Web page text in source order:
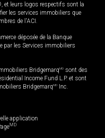
et leurs logos respectifs sont la
les services immobiliers que
de l'ACI.
déposée de la Banque
par les Services immobiliers
BridgemarqMD sont des
Income Fund L.P. et sont
BridgemarqMD Inc.
application
MD